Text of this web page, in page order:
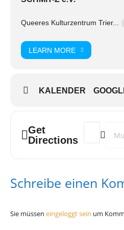
Queeres Kulturzentrum Trier...
LEARN MORE
KALENDER
Get
Directions
Schreibe einen
Sie müssen eingeloggt sein um